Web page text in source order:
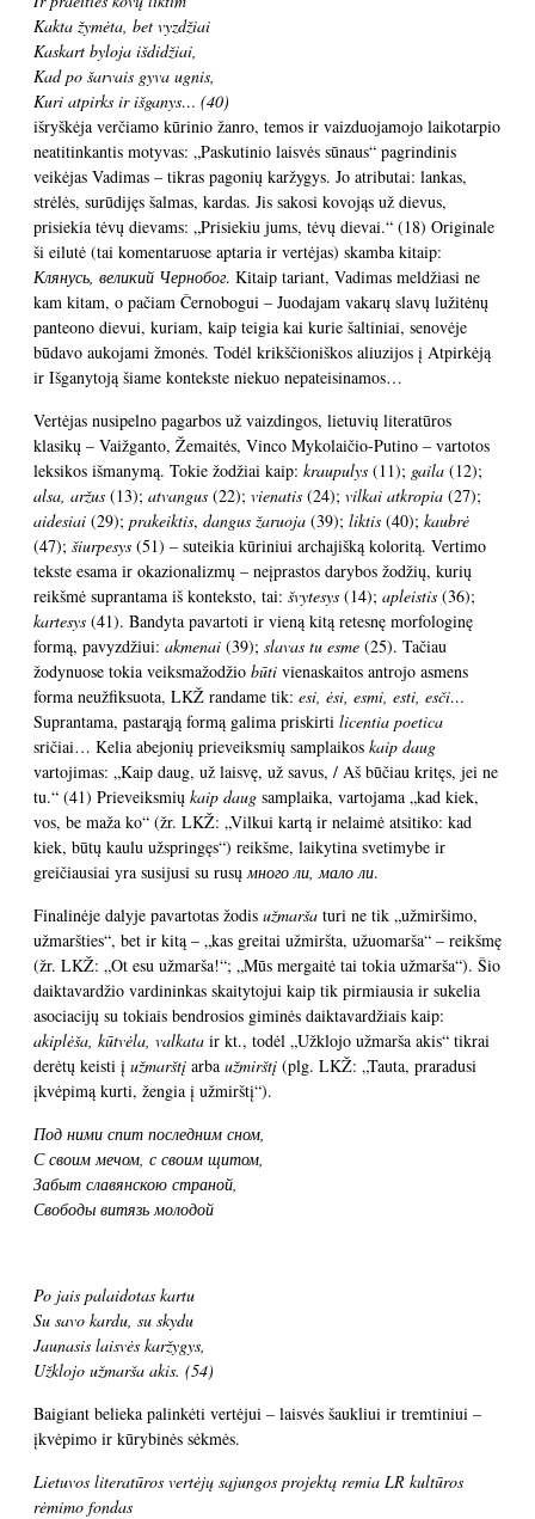
Kakta žymėta, bet vyzdžiai
Kaskart byloja išdidžiai,
Kad po šarvais gyva ugnis,
Kuri atpirks ir išganys… (40)
išryškėja verčiamo kūrinio žanro, temos ir vaizduojamojo laikotarpio
neatitinkantis motyvas: „Paskutinio laisvės sūnaus“ pagrindinis
veikėjas Vadimas – tikras pagonių karžygys. Jo atributai: lankas,
strėlės, surūdijęs šalmas, kardas. Jis sakosi kovojąs už dievus,
prisiekia tėvų dievams: „Prisiekiu jums, tėvų dievai.“ (18) Originale
ši eilutė (tai komentaruose aptaria ir vertėjas) skamba kitaip:
Клянусь, великий Чернобог. Kitaip tariant, Vadimas meldžiasi ne
kam kitam, o pačiam Černobogui – Juodajam vakarų slavų lužitėnų
panteono dievui, kuriam, kaip teigia kai kurie šaltiniai, senovėje
būdavo aukojami žmonės. Todėl krikščioniškos aliuzijos į Atpirkėją
ir Išganytoją šiame kontekste niekuo nepateisinamos…
Vertėjas nusipelno pagarbos už vaizdingos, lietuvių literatūros
klasikų – Vaižganto, Žemaitės, Vinco Mykolaičio-Putino – vartotos
leksikos išmanymą. Tokie žodžiai kaip: kraupulys (11); gaila (12);
alsa, aržus (13); atvangus (22); vienatis (24); vilkai atkropia (27);
aidesiai (29); prakeiktis, dangus žaruoja (39); liktis (40); kaubrė
(47); šiurpesys (51) – suteikia kūriniui archajišką koloritą. Vertimo
tekste esama ir okazionalizmų – neįprastos darybos žodžių, kurių
reikšmė suprantama iš konteksto, tai: švytesys (14); apleistis (36);
kartesys (41). Bandyta pavartoti ir vieną kitą retesnę morfologinę
formą, pavyzdžiui: akmenai (39); slavas tu esme (25). Tačiau
žodynuose tokia veiksmažodžio būti vienaskaitos antrojo asmens
forma neužfiksuota, LKŽ randame tik: esi, ėsi, esmi, esti, esči…
Suprantama, pastarąją formą galima priskirti licentia poetica
sričiai… Kelia abejonių prieveiksmių samplaikos kaip daug
vartojimas: „Kaip daug, už laisvę, už savus, / Aš būčiau kritęs, jei ne
tu.“ (41) Prieveiksmių kaip daug samplaika, vartojama „kad kiek,
vos, be maža ko“ (žr. LKŽ: „Vilkui kartą ir nelaimė atsitiko: kad
kiek, būtų kaulu užspringęs“) reikšme, laikytina svetimybe ir
greičiausiai yra susijusi su rusųмного ли, мало ли.
Finalinėje dalyje pavartotas žodis užmarša turi ne tik „užmiršimo,
užmaršties“, bet ir kitą – „kas greitai užmiršta, užuomarša“ – reikšmę
(žr. LKŽ: „Ot esu užmarša!“; „Mūs mergaitė tai tokia užmarša“). Šio
daiktavardžio vardininkas skaitytojui kaip tik pirmiausia ir sukelia
asociacijų su tokiais bendrosios giminės daiktavardžiais kaip:
akiplėša, kūtvėla, valkata ir kt., todėl „Užklojo užmarša akis“ tikrai
derėtų keisti į užmarštį arba užmirštį (plg. LKŽ: „Tauta, praradusi
įkvėpimą kurti, žengia į užmirštį“).
Под ними спит последним сном,
С своим мечом, с своим щитом,
Забыт славянскою страной,
Свободы витязь молодой
Po jais palaidotas kartu
Su savo kardu, su skydu
Jaunasis laisvės karžygys,
Užklojo užmarša akis. (54)
Baigiant belieka palinkėti vertėjui – laisvės šaukliui ir tremtiniui –
įkvėpimo ir kūrybinės sėkmės.
Lietuvos literatūros vertėjų sąjungos projektą remia LR kultūros
rėmimo fondas